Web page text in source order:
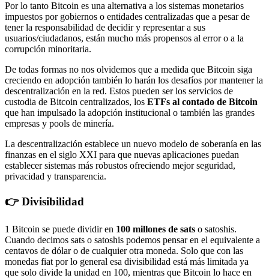
Por lo tanto Bitcoin es una alternativa a los sistemas monetarios
impuestos por gobiernos o entidades centralizadas que a pesar de
tener la responsabilidad de decidir y representar a sus
usuarios/ciudadanos, están mucho más propensos al error o a la
corrupción minoritaria.
De todas formas no nos olvidemos que a medida que Bitcoin siga
creciendo en adopción también lo harán los desafíos por mantener la
descentralización en la red. Estos pueden ser los servicios de
custodia de Bitcoin centralizados, los ETFs al contado de Bitcoin
que han impulsado la adopción institucional o también las grandes
empresas y pools de minería.
La descentralización establece un nuevo modelo de soberanía en las
finanzas en el siglo XXI para que nuevas aplicaciones puedan
establecer sistemas más robustos ofreciendo mejor seguridad,
privacidad y transparencia.
👉 Divisibilidad
1 Bitcoin se puede dividir en 100 millones de sats o satoshis.
Cuando decimos sats o satoshis podemos pensar en el equivalente a
centavos de dólar o de cualquier otra moneda. Solo que con las
monedas fiat por lo general esa divisibilidad está más limitada ya
que solo divide la unidad en 100, mientras que Bitcoin lo hace en